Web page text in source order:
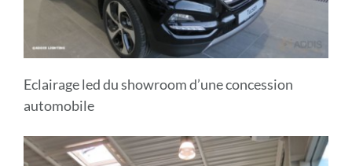
Eclairage led du showroom d’une concession
automobile